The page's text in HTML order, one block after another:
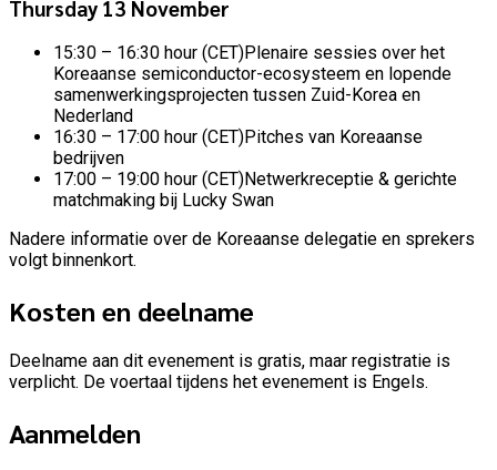
Thursday 13 November
15:30 – 16:30 hour (CET)Plenaire sessies over het
Koreaanse semiconductor-ecosysteem en lopende
samenwerkingsprojecten tussen Zuid-Korea en
Nederland
16:30 – 17:00 hour (CET)Pitches van Koreaanse
bedrijven
17:00 – 19:00 hour (CET)Netwerkreceptie & gerichte
matchmaking bij Lucky Swan
Nadere informatie over de Koreaanse delegatie en sprekers
volgt binnenkort.
Kosten en deelname
Deelname aan dit evenement is gratis, maar registratie is
verplicht. De voertaal tijdens het evenement is Engels.
Aanmelden